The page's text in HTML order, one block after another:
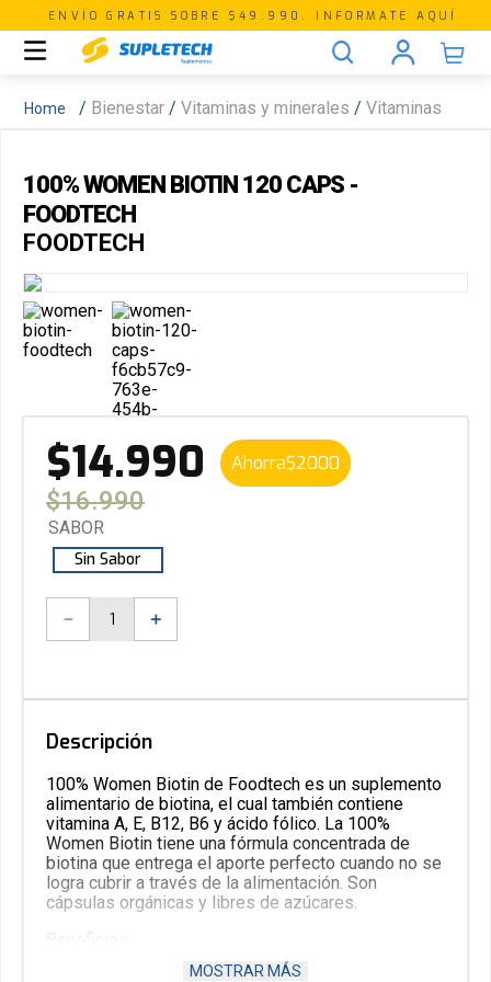
ENVÍO GRATIS SOBRE $49.990. INFORMATE AQUÍ
Bienestar Vitaminas y minerales Vitaminas
100% WOMEN BIOTIN 120 CAPS -
FOODTECH
FOODTECH
$14.990 Ahorra$2000
$16.990
SABOR
Sin Sabor
＋
－
Descripción
100% Women Biotin de Foodtech es un suplemento
alimentario de biotina, el cual también contiene
vitamina A, E, B12, B6 y ácido fólico. La 100%
Women Biotin tiene una fórmula concentrada de
biotina que entrega el aporte perfecto cuando no se
logra cubrir a través de la alimentación. Son
cápsulas orgánicas y libres de azúcares.
Beneficios:
Aporta 150ug de biotina por porción.
MOSTRAR MÁS